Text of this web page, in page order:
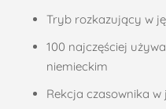
Tryb rozkazujący w
100 najczęściej
niemieckim
Rekcja czasownika